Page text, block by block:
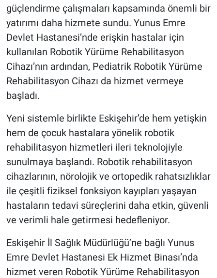
Es Gazete (@esgazete)'in paylaştığı bir gönderi
güçlendirme çalışmaları kapsamında önemli bir
yatırımı daha hizmete sundu. Yunus Emre
Devlet Hastanesi’nde erişkin hastalar için
kullanılan Robotik Yürüme Rehabilitasyon
Cihazı’nın ardından, Pediatrik Robotik Yürüme
Rehabilitasyon Cihazı da hizmet vermeye
başladı.
Yeni sistemle birlikte Eskişehir’de hem yetişkin
hem de çocuk hastalara yönelik robotik
rehabilitasyon hizmetleri ileri teknolojiyle
sunulmaya başlandı. Robotik rehabilitasyon
cihazlarının, nörolojik ve ortopedik rahatsızlıklar
ile çeşitli fiziksel fonksiyon kayıpları yaşayan
hastaların tedavi süreçlerini daha etkin, güvenli
ve verimli hale getirmesi hedefleniyor.
Eskişehir İl Sağlık Müdürlüğü’ne bağlı Yunus
Emre Devlet Hastanesi Ek Hizmet Binası’nda
hizmet veren Robotik Yürüme Rehabilitasyon